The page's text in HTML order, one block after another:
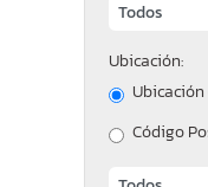
Ubicación:
Código